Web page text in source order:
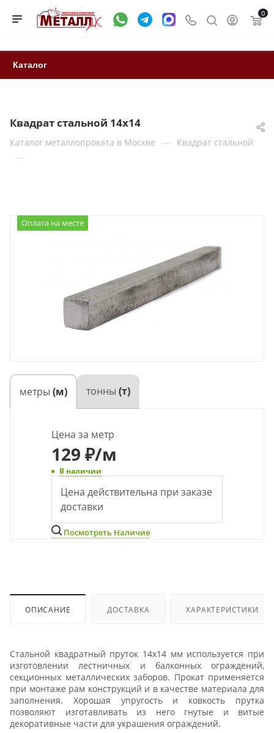
0
Каталог
Квадрат стальной 14х14
Каталог металлопроката в Москве — Квадрат стальной
—
Оплата на месте
метры (м) тонны (т)
Цена за метр
129 ₽/м
В наличии
Цена действительна при заказе
доставки
Посмотреть Наличие
ОПИСАНИЕ ДОСТАВКА ХАРАКТЕРИСТИКИ
Стальной квадратный пруток 14х14 мм используется при
изготовлении лестничных и балконных ограждений,
секционных металлических заборов. Прокат применяется
при монтаже рам конструкций и в качестве материала для
заполнения. Хорошая упругость и ковкость прутка
позволяют изготавливать из него гнутые и витые
декоративные части для украшения ограждений.